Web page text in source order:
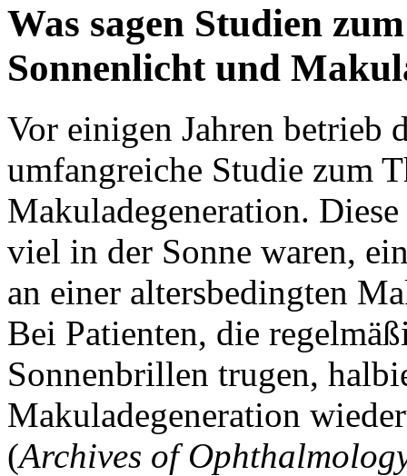
Was sagen Studien
Sonnenlicht und
Vor einigen Jahren betrieb
umfangreiche Studie zum
Makuladegeneration.
viel in der Sonne waren,
an einer altersbedingten
Bei Patienten, die
Sonnenbrillen trugen,
Makuladegeneration
(Archives of